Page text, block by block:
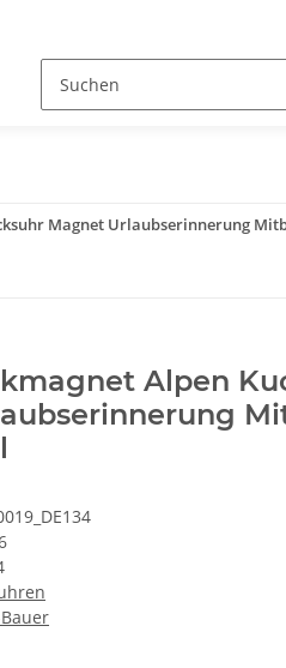
Oktoberfest
Magnet Urlaubserinnerung
Alpen